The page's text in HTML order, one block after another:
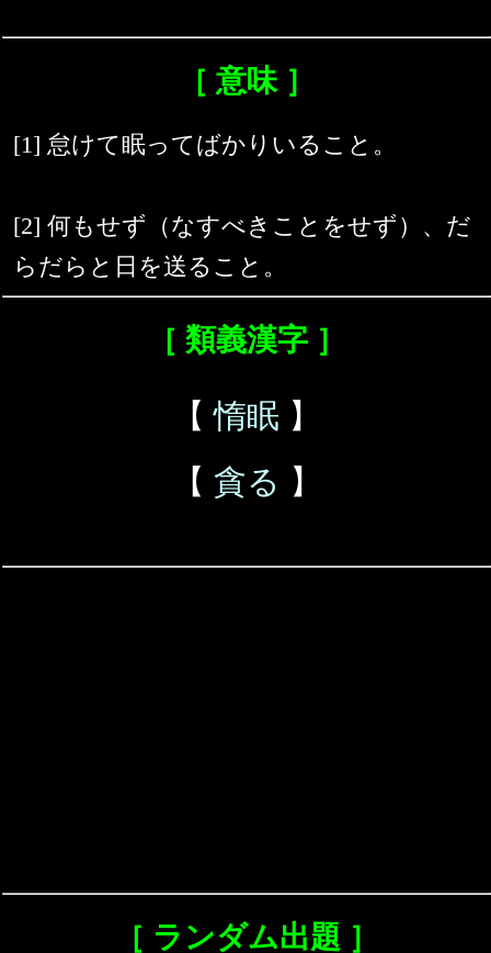
［ 意味 ］
[1] 怠けて眠ってばかりいること。
[2] 何もせず（なすべきことをせず）、だ
らだらと日を送ること。
［ 類義漢字 ］
【惰眠 】
【 貪る 】
［ ランダム出題 ］